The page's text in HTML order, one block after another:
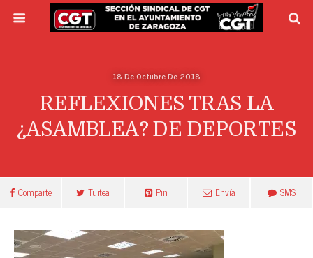
18 De Octubre De 2018
REFLEXIONES TRAS LA
¿ASAMBLEA? DE DEPORTES
Comparte Tuitea Pin Envía SMS